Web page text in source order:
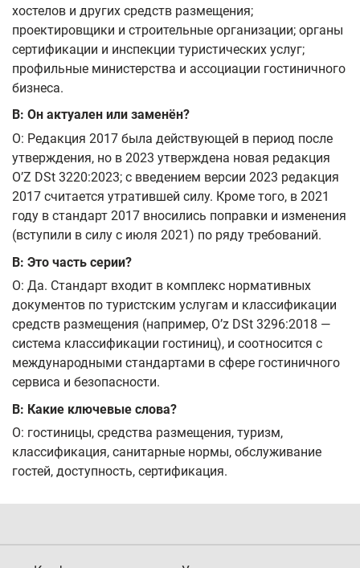
хостелов и других средств размещения;
проектировщики и строительные организации; органы
сертификации и инспекции туристических услуг;
профильные министерства и ассоциации гостиничного
бизнеса.
В: Он актуален или заменён?
О: Редакция 2017 была действующей в период после
утверждения, но в 2023 утверждена новая редакция
OʼZ DSt 3220:2023; с введением версии 2023 редакция
2017 считается утратившей силу. Кроме того, в 2021
году в стандарт 2017 вносились поправки и изменения
(вступили в силу с июля 2021) по ряду требований.
В: Это часть серии?
О: Да. Стандарт входит в комплекс нормативных
документов по туристским услугам и классификации
средств размещения (например, Oʼz DSt 3296:2018 —
система классификации гостиниц), и соотносится с
международными стандартами в сфере гостиничного
сервиса и безопасности.
В: Какие ключевые слова?
О: гостиницы, средства размещения, туризм,
классификация, санитарные нормы, обслуживание
гостей, доступность, сертификация.